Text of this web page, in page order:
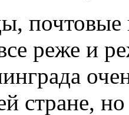
почтовые
реже и
стране,